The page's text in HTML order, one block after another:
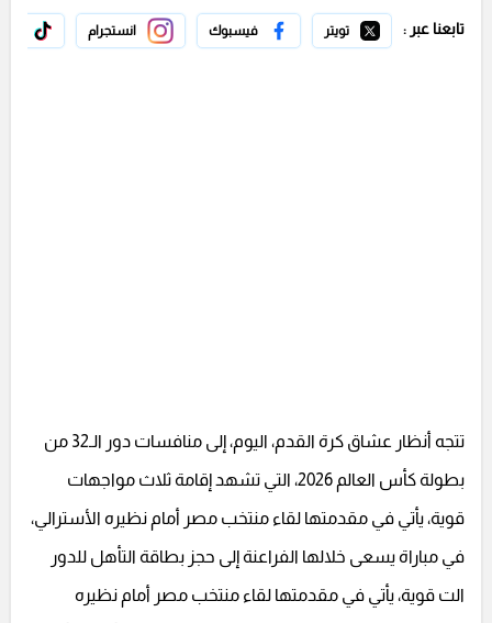
تابعنا عبر : تويتر فيسبوك انستجرام
تتجه أنظار عشاق كرة القدم، اليوم، إلى منافسات دور الـ32 من
بطولة كأس العالم 2026، التي تشهد إقامة ثلاث مواجهات
قوية، يأتي في مقدمتها لقاء منتخب مصر أمام نظيره الأسترالي،
في مباراة يسعى خلالها الفراعنة إلى حجز بطاقة التأهل للدور
الت قوية، يأتي في مقدمتها لقاء منتخب مصر أمام نظيره